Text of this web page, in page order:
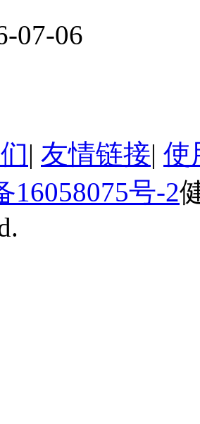
07-06
| 友情链接| 使
16058075号-2